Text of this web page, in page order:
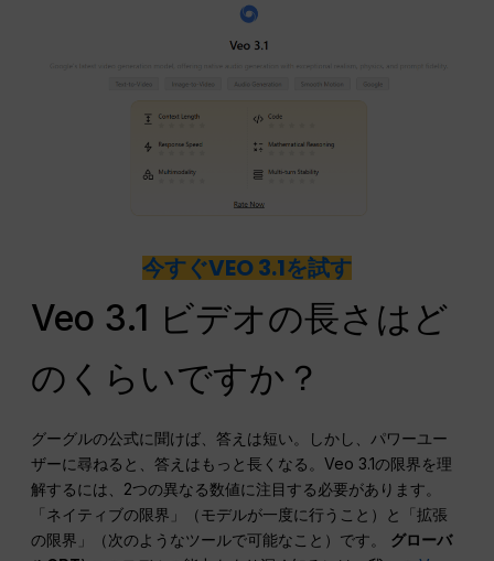
今すぐVEO 3.1を試す
Veo 3.1 ビデオの長さはど
のくらいですか？
グーグルの公式に聞けば、答えは短い。しかし、パワーユー
ザーに尋ねると、答えはもっと長くなる。Veo 3.1の限界を理
解するには、2つの異なる数値に注目する必要があります。
「ネイティブの限界」（モデルが一度に行うこと）と「拡張
の限界」（次のようなツールで可能なこと）です。 グローバ